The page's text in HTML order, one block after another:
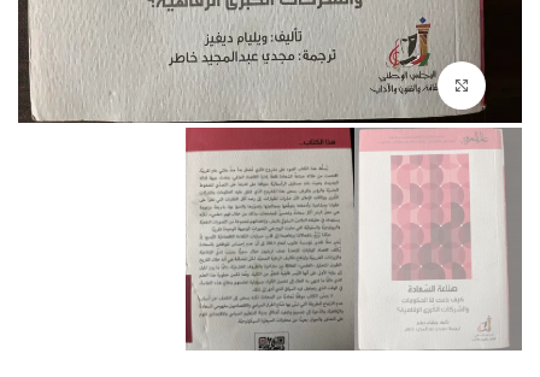
Click to enlarge